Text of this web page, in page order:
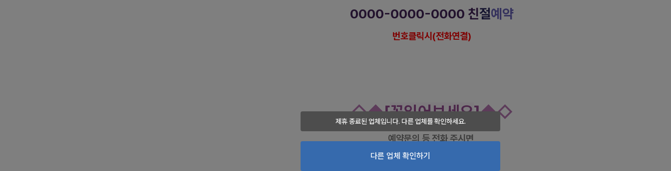
제휴 종료된 업체입니다. 다른 업체를 확인하세요.
다른 업체 확인하기
0000-0000-0000 친절예약
번호클릭시(전화연결)
◇◆[꼭읽어보세요]◆◇
궁금하신 사항이나
예약문의 등전화 주시면
상세하게 설명해 드리겠습니다.
사전예약 및 현금결제 시